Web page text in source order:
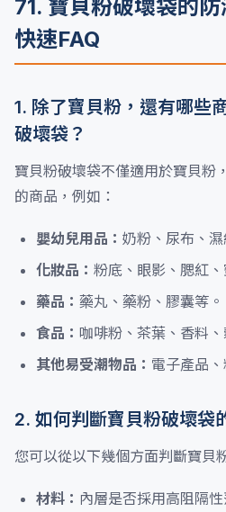
71. 寶貝粉破壞袋的
快速FAQ
1. 除了寶貝粉，還有哪些
破壞袋？
寶貝粉破壞袋不僅適用於寶貝粉
的商品，例如：
嬰幼兒用品： 奶粉、尿布、
化妝品： 粉底、眼影、腮紅、
藥品： 藥丸、藥粉、膠囊等。
食品： 咖啡粉、茶葉、香料、
其他易受潮物品： 電子產品
2. 如何判斷寶貝粉破壞袋
您可以從以下幾個方面判斷寶貝
材料： 內層是否採用高阻隔